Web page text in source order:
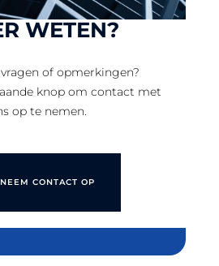
WETEN?
of opmerkingen?
knop om contact met
op te nemen.
NEEM CONTACT OP